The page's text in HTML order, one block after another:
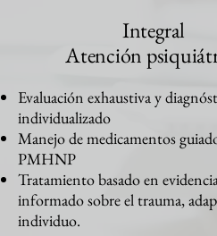
Integral
Atención
Evaluación exhaustiva y
individualizado
Manejo de medicamentos
PMHNP
Tratamiento basado en
informado sobre el trauma,
individuo.